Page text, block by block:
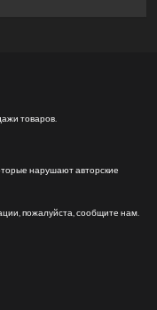
товаров.
нарушают авторские
пожалуйста, сообщите нам.